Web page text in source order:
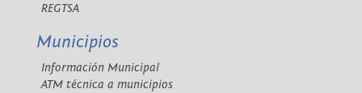
REGTSA
Municipios
Información Municipal
ATM técnica a municipios